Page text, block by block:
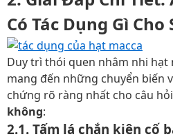
Có Tác Dụng Gì Cho
Duy trì thói quen nhâm nhi hạt
mang đến những chuyển biến
chứng rõ ràng nhất cho câu hỏi
không:
2.1. Tấm lá chắn kiên cố